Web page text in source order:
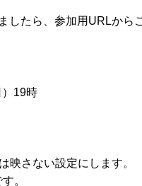
したら、参加用URLから
19時
映さない設定にします。
。